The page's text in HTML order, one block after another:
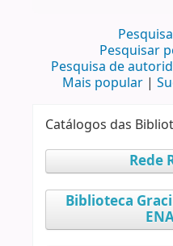
Pesquisar
Pesquisa de
Mais popular
Catálogos das
Rede
Biblioteca